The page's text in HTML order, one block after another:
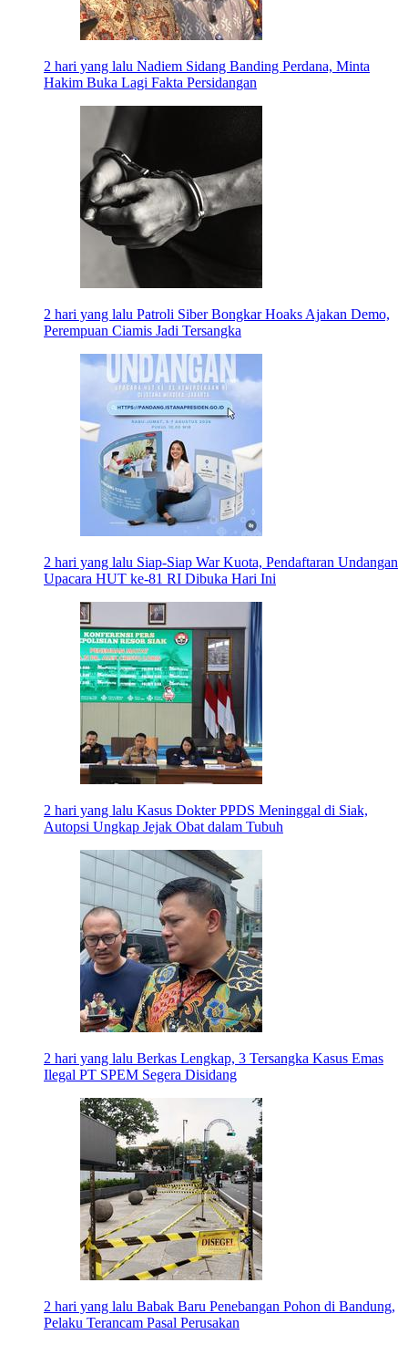
2 hari yang lalu Nadiem Sidang Banding Perdana, Minta
Hakim Buka Lagi Fakta Persidangan
2 hari yang lalu Patroli Siber Bongkar Hoaks Ajakan Demo,
Perempuan Ciamis Jadi Tersangka
2 hari yang lalu Siap-Siap War Kuota, Pendaftaran Undangan
Upacara HUT ke-81 RI Dibuka Hari Ini
2 hari yang lalu Kasus Dokter PPDS Meninggal di Siak,
Autopsi Ungkap Jejak Obat dalam Tubuh
2 hari yang lalu Berkas Lengkap, 3 Tersangka Kasus Emas
Ilegal PT SPEM Segera Disidang
2 hari yang lalu Babak Baru Penebangan Pohon di Bandung,
Pelaku Terancam Pasal Perusakan